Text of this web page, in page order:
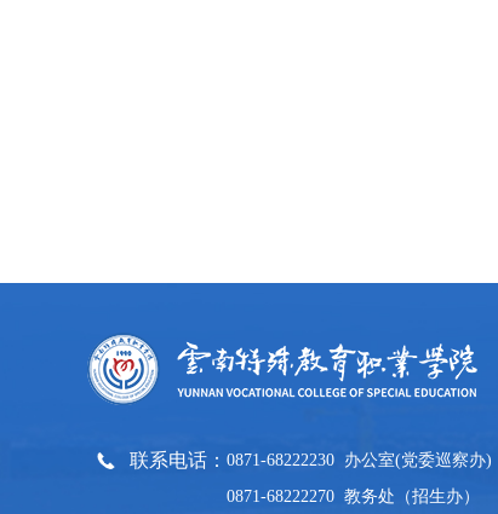
联系电话： 0871-68222230 办公室(党委巡察办)
0871-68222270 教务处（招生办）